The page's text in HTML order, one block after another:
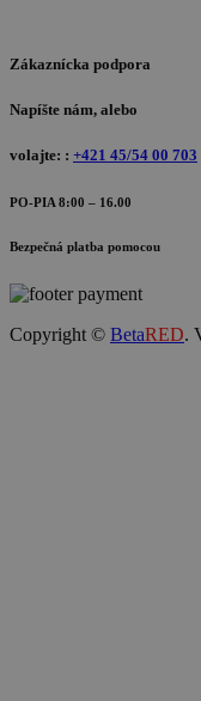
Zákaznícka podpora
Napíšte nám, alebo
volajte: : +421 45/54 00 703
PO-PIA 8:00 – 16.00
Bezpečná platba pomocou
Copyright © BetaRED.